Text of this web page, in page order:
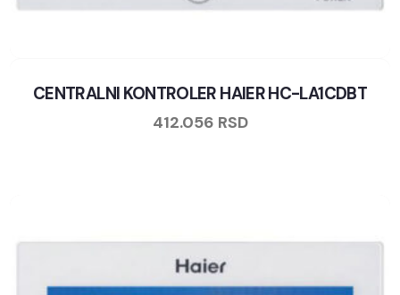
CENTRALNI KONTROLER HAIER HC-LA1CDBT
412.056 RSD